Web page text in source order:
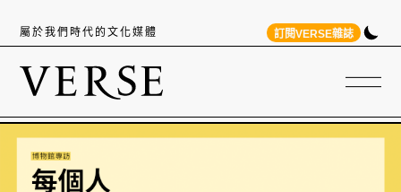
屬於我們時代的文化媒體 訂閱VERSE雜誌